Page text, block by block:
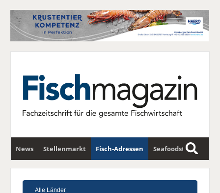
News Stellenmarkt Fisch-Adressen Seafoodstar
Fischwirtschafts-Gipfel Newsletter
S
u
c